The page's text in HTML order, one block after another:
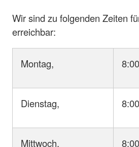
Wir sind zu folgenden Zeiten
erreichbar:
Montag,
Dienstag,
Mittwoch,